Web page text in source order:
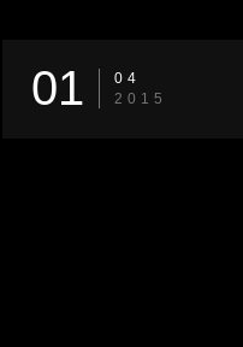
01
04
2015